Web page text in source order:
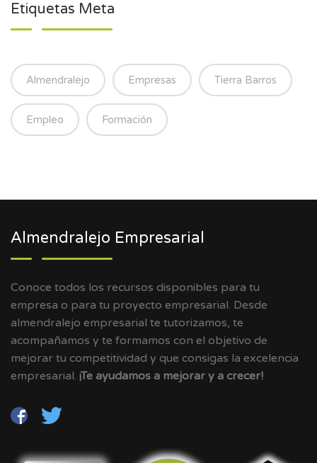
Etiquetas Meta
Almendralejo Empresas Tierra Barros
Empleo Formación
Almendralejo Empresarial
Conoce todos los recursos disponibles para tu
empresa o para tu proyecto empresarial. Desde
almendralejo empresarial te tutorizamos, te
acompañamos y te formamos con el objetivo de
mejorar tu competitividad y que consigas la excelencia
empresarial. ¡Te ayudamos a mejorar y a crecer!